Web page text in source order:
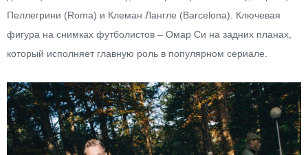
Пеллегрини (Roma) и Клеман Лангле (Barcelona). Ключевая
фигура на снимках футболистов – Омар Си на задних планах,
который исполняет главную роль в популярном сериале.